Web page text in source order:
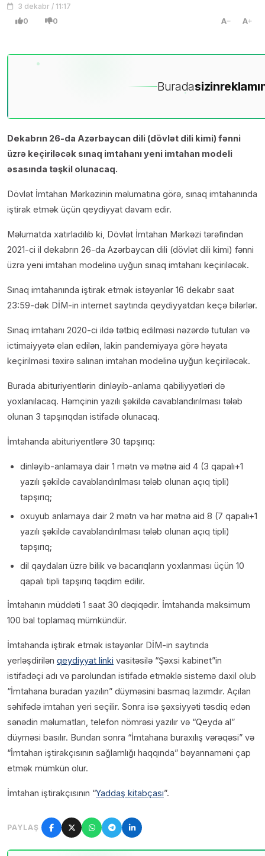
3 dekabr / 11:17
0 0 A A
Buradasizin
Dekabrın 26-da Azərbaycan dili (dövlət dili kimi) fənni
üzrə keçiriləcək sınaq imtahanı yeni imtahan modeli
əsasında təşkil olunacaq.
Dövlət İmtahan Mərkəzinin məlumatına görə, sınaq imtahanında
iştirak etmək üçün qeydiyyat davam edir.
Məlumatda xatırladılıb ki, Dövlət İmtahan Mərkəzi tərəfindən
2021-ci il dekabrın 26-da Azərbaycan dili (dövlət dili kimi) fənni
üzrə yeni imtahan modelinə uyğun sınaq imtahanı keçiriləcək.
Sınaq imtahanında iştirak etmək istəyənlər 16 dekabr saat
23:59-dək DİM-in internet saytında qeydiyyatdan keçə bilərlər.
Sınaq imtahanı 2020-ci ildə tətbiq edilməsi nəzərdə tutulan və
ictimaiyyətə elan edilən, lakin pandemiyaya görə həyata
keçirilməsi təxirə salınan imtahan modelinə uyğun keçiriləcək.
Burada abituriyentlərin dinləyib-anlama qabiliyyətləri də
yoxlanılacaq. Həmçinin yazılı şəkildə cavablandırılması tələb
olunan 3 tapşırıqdan istifadə olunacaq.
İmtahanda abituriyentlərə 30 tapşırıq:
dinləyib-anlamaya dair 1 mətn və mətnə aid 4 (3 qapalı+1
yazılı şəkildə cavablandırılması tələb olunan açıq tipli)
tapşırıq;
oxuyub anlamaya dair 2 mətn və hər mətnə aid 8 (7 qapalı+1
yazılı şəkildə cavablandırılması tələb olunan açıq tipli)
tapşırıq;
dil qaydaları üzrə bilik və bacarıqların yoxlanması üçün 10
qapalı tipli tapşırıq təqdim edilir.
İmtahanın müddəti 1 saat 30 dəqiqədir. İmtahanda maksimum
100 bal toplamaq mümkündür.
İmtahanda iştirak etmək istəyənlər DİM-in saytında
yerləşdirilən qeydiyyat linki vasitəsilə “Şəxsi kabinet”in
istifadəçi adı və parolundan istifadə etməklə sistemə daxil olub
“İmtahana buradan yazılın” düyməsini basmaq lazımdır. Açılan
səhifədə imtahan yeri seçilir. Sonra isə şəxsiyyəti təsdiq edən
sənədin məlumatları, telefon nömrəsi yazılır və “Qeydə al”
düyməsi basılır. Bundan sonra “İmtahana buraxılış vərəqəsi” və
“İmtahan iştirakçısının sağlamlığı haqqında” bəyannaməni çap
etmək mümkün olur.
İmtahan iştirakçısının “Yaddaş kitabçası”.
PAYLAŞ